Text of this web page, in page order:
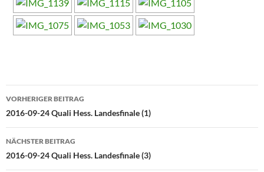
Beitragsnavigation
VORHERIGER BEITRAG
2016-09-24 Quali Hess. Landesfinale (1)
NÄCHSTER BEITRAG
2016-09-24 Quali Hess. Landesfinale (3)